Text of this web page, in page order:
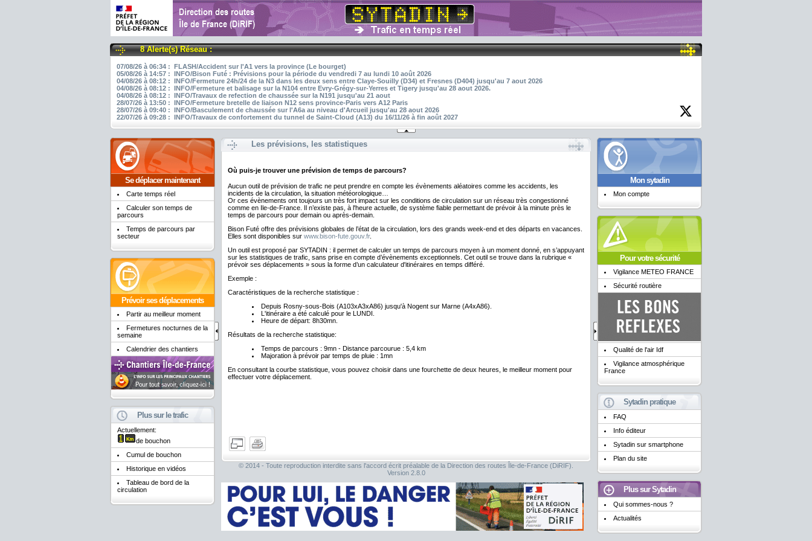
8 Alerte(s) Réseau :
07/08/26 à 06:34 : FLASH/Accident sur l'A1 vers la province (Le bourget)
05/08/26 à 14:57 : INFO/Bison Futé : Prévisions pour la période du vendredi 7 au lundi 10 août 2026
04/08/26 à 08:12 : INFO/Fermeture 24h/24 de la N3 dans les deux sens entre Claye-Souilly (D34) et Fresnes (D404) jusqu'au 7 aout 2026
04/08/26 à 08:12 : INFO/Fermeture et balisage sur la N104 entre Evry-Grégy-sur-Yerres et Tigery jusqu'au 28 aout 2026.
04/08/26 à 08:12 : INFO/Travaux de refection de chaussée sur la N191 jusqu'au 21 aout
28/07/26 à 13:50 : INFO/Fermeture bretelle de liaison N12 sens province-Paris vers A12 Paris
28/07/26 à 09:40 : INFO/Basculement de chaussée sur l'A6a au niveau d'Arcueil jusqu'au 28 aout 2026
22/07/26 à 09:28 : INFO/Travaux de confortement du tunnel de Saint-Cloud (A13) du 16/11/26 à fin août 2027
Se déplacer maintenant
Carte temps réel
Calculer son temps de
parcours
Temps de parcours par
secteur
Prévoir ses déplacements
Partir au meilleur moment
Fermetures nocturnes de la
semaine
Calendrier des chantiers
Plus sur le trafic
Actuellement:
de bouchon
Cumul de bouchon
Historique en vidéos
Tableau de bord de la
circulation
Mon sytadin
Mon compte
Pour votre sécurité
Vigilance METEO FRANCE
Sécurité routière
Qualité de l'air Idf
Vigilance atmosphérique
France
Sytadin pratique
FAQ
Info éditeur
Sytadin sur smartphone
Plan du site
Plus sur Sytadin
Qui sommes-nous ?
Actualités
Les prévisions, les statistiques
Où puis-je trouver une prévision de temps de parcours?
Aucun outil de prévision de trafic ne peut prendre en compte les évènements aléatoires comme les accidents, les
incidents de la circulation, la situation météorologique…
Or ces évènements ont toujours un très fort impact sur les conditions de circulation sur un réseau très congestionné
comme en Ile-de-France. Il n’existe pas, à l'heure actuelle, de système fiable permettant de prévoir à la minute près le
temps de parcours pour demain ou après-demain.
Bison Futé offre des prévisions globales de l’état de la circulation, lors des grands week-end et des départs en vacances.
Elles sont disponibles sur www.bison-fute.gouv.fr.
Un outil est proposé par SYTADIN : il permet de calculer un temps de parcours moyen à un moment donné, en s’appuyant
sur les statistiques de trafic, sans prise en compte d’évènements exceptionnels. Cet outil se trouve dans la rubrique «
prévoir ses déplacements » sous la forme d’un calculateur d'itinéraires en temps différé.
Exemple :
Caractéristiques de la recherche statistique :
Depuis Rosny-sous-Bois (A103xA3xA86) jusqu'à Nogent sur Marne (A4xA86).
L'itinéraire a été calculé pour le LUNDI.
Heure de départ: 8h30mn.
Résultats de la recherche statistique:
Temps de parcours : 9mn - Distance parcourue : 5,4 km
Majoration à prévoir par temps de pluie : 1mn
En consultant la courbe statistique, vous pouvez choisir dans une fourchette de deux heures, le meilleur moment pour
effectuer votre déplacement.
© 2014 - Toute reproduction interdite sans l'accord écrit préalable de la Direction des routes Île-de-France (DiRIF).
Version 2.8.0